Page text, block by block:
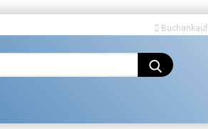
Buchankauf